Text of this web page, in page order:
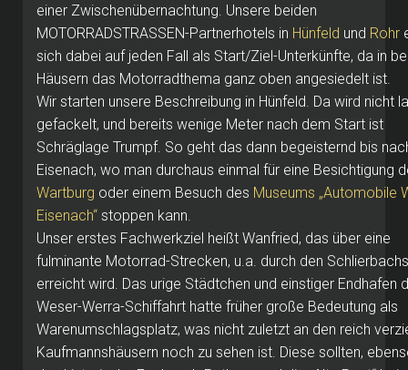
einer Zwischenübernachtung. Unsere beiden
MOTORRADSTRASSEN-Partnerhotels in Hünfeld und Rohr
sich dabei auf jeden Fall als Start/Ziel-Unterkünfte, da in
Häusern das Motorradthema ganz oben angesiedelt ist.
Wir starten unsere Beschreibung in Hünfeld. Da wird nicht
gefackelt, und bereits wenige Meter nach dem Start ist
Schräglage Trumpf. So geht das dann begeisternd bis
Eisenach, wo man durchaus einmal für eine Besichtigung
Wartburg oder einem Besuch des Museums „Automobile
Eisenach“ stoppen kann.
Unser erstes Fachwerkziel heißt Wanfried, das über eine
fulminante Motorrad-Strecken, u.a. durch den
erreicht wird. Das urige Städtchen und einstiger Endhafen
Weser-Werra-Schiffahrt hatte früher große Bedeutung als
Warenumschlagsplatz, was nicht zuletzt an den reich
Kaufmannshäusern noch zu sehen ist. Diese sollten,